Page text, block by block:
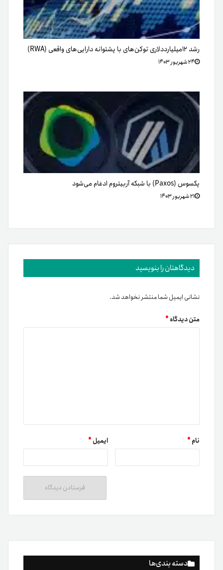
دسته بندی‌ها
رشد ۱۲میلیارددلاری توکن‌های با پشتوانه دارایی‌های واقعی (RWA)
۲۴ شهریور ۱۴۰۳
پکسوس (Paxos) با شبکه آربیتروم ادغام می‌شود
۲۱ شهریور ۱۴۰۳
دیدگاهتان را بنویسید
نشانی ایمیل شما منتشر نخواهد شد.
متن دیدگاه*
نام* ایمیل*